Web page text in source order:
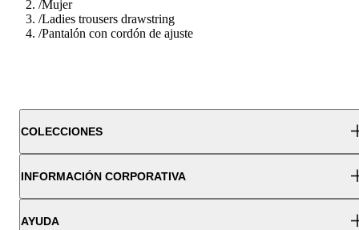
/Mujer
/Ladies trousers drawstring
/Pantalón con cordón de ajuste
COLECCIONES
INFORMACIÓN CORPORATIVA
AYUDA